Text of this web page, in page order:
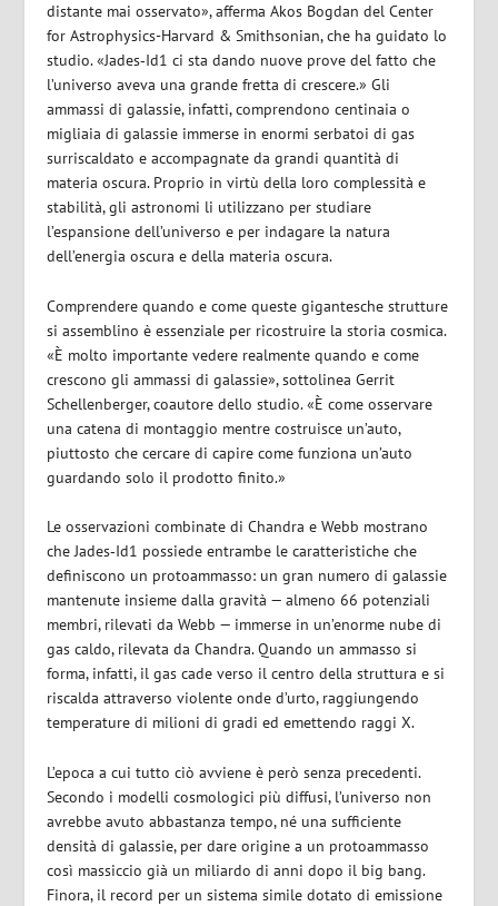
distante mai osservato», afferma Akos Bogdan del Center
for Astrophysics-Harvard & Smithsonian, che ha guidato lo
studio. «Jades‑Id1 ci sta dando nuove prove del fatto che
l’universo aveva una grande fretta di crescere.» Gli
ammassi di galassie, infatti, comprendono centinaia o
migliaia di galassie immerse in enormi serbatoi di gas
surriscaldato e accompagnate da grandi quantità di
materia oscura. Proprio in virtù della loro complessità e
stabilità, gli astronomi li utilizzano per studiare
l’espansione dell’universo e per indagare la natura
dell’energia oscura e della materia oscura.
Comprendere quando e come queste gigantesche strutture
si assemblino è essenziale per ricostruire la storia cosmica.
«È molto importante vedere realmente quando e come
crescono gli ammassi di galassie», sottolinea Gerrit
Schellenberger, coautore dello studio. «È come osservare
una catena di montaggio mentre costruisce un’auto,
piuttosto che cercare di capire come funziona un’auto
guardando solo il prodotto finito.»
Le osservazioni combinate di Chandra e Webb mostrano
che Jades‑Id1 possiede entrambe le caratteristiche che
definiscono un protoammasso: un gran numero di galassie
mantenute insieme dalla gravità — almeno 66 potenziali
membri, rilevati da Webb — immerse in un’enorme nube di
gas caldo, rilevata da Chandra. Quando un ammasso si
forma, infatti, il gas cade verso il centro della struttura e si
riscalda attraverso violente onde d’urto, raggiungendo
temperature di milioni di gradi ed emettendo raggi X.
L’epoca a cui tutto ciò avviene è però senza precedenti.
Secondo i modelli cosmologici più diffusi, l’universo non
avrebbe avuto abbastanza tempo, né una sufficiente
densità di galassie, per dare origine a un protoammasso
così massiccio già un miliardo di anni dopo il big bang.
Finora, il record per un sistema simile dotato di emissione